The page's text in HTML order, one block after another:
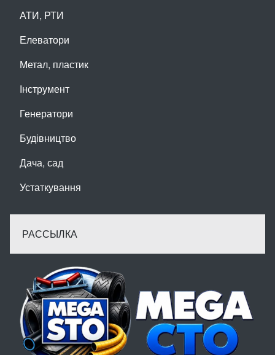
АТИ, РТИ
Елеватори
Метал, пластик
Інструмент
Генератори
Будівництво
Дача, сад
Устаткування
РАССЫЛКА